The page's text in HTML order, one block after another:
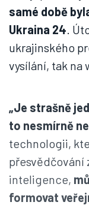
samé době
Ukraina 24.
ukrajinského
vysílání, tak na
„Je strašně
to nesmírně
technologii,
přesvědčování
inteligence,
formovat